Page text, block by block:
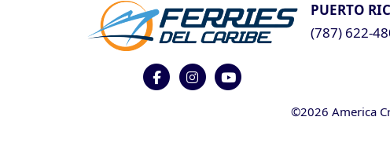
PUERTO
(787) 622-
©2026 America